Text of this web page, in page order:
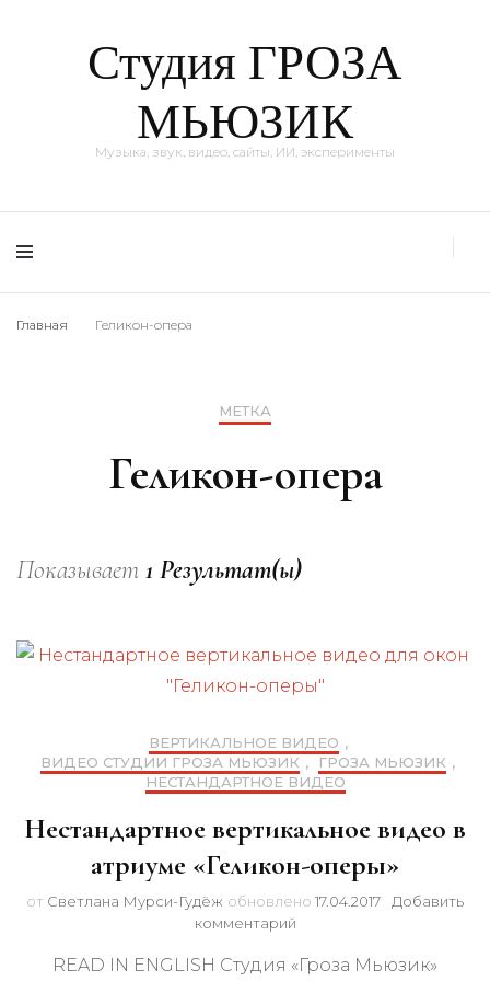
Студия ГРОЗА
МЬЮЗИК
Музыка, звук, видео, сайты, ИИ, эксперименты
Главная Геликон-опера
МЕТКА
Геликон-опера
Показывает 1 Результат(ы)
ВЕРТИКАЛЬНОЕ ВИДЕО ,
ВИДЕО СТУДИИ ГРОЗА МЬЮЗИК , ГРОЗА МЬЮЗИК ,
НЕСТАНДАРТНОЕ ВИДЕО
Нестандартное вертикальное видео в
атриуме «Геликон-оперы»
от Светлана Мурси-Гудёж обновлено 17.04.2017
Добавить
комментарийк
Нестандартное
READ IN ENGLISH Студия «Гроза Мьюзик»